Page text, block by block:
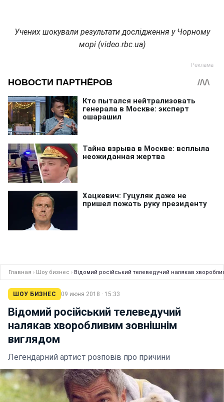
Учених шокували результати дослідження у Чорному
морі (video.rbc.ua)
Главная › Шоу бизнес › Відомий російський телеведучий налякав
ШОУ БИЗНЕС 09 июня 2018 · 15:33
Відомий російський телеведучий
налякав хворобливим зовнішнім
виглядом
Легендарний артист розповів про причини